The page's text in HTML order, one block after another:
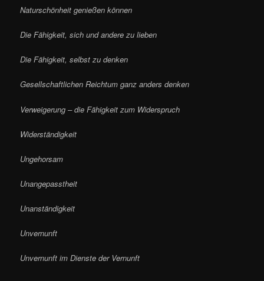
Naturschönheit genießen können
Die Fähigkeit, sich und andere zu lieben
Die Fähigkeit, selbst zu denken
Gesellschaftlichen Reichtum ganz anders denken
Verweigerung – die Fähigkeit zum Widerspruch
Widerständigkeit
Ungehorsam
Unangepasstheit
Unanständigkeit
Unvernunft
Unvernunft im Dienste der Vernunft